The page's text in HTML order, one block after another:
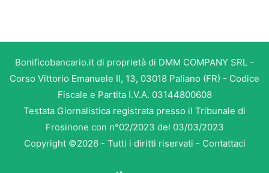
Bonificobancario.it di proprietà di DMM COMPANY SRL -
Corso Vittorio Emanuele II, 13, 03018 Paliano (FR) - Codice
Fiscale e Partita I.V.A. 03144800608
Testata Giornalistica registrata presso il Tribunale di
Frosinone con n°02/2023 del 03/03/2023
Copyright ©2026 - Tutti i diritti riservati - Contattaci